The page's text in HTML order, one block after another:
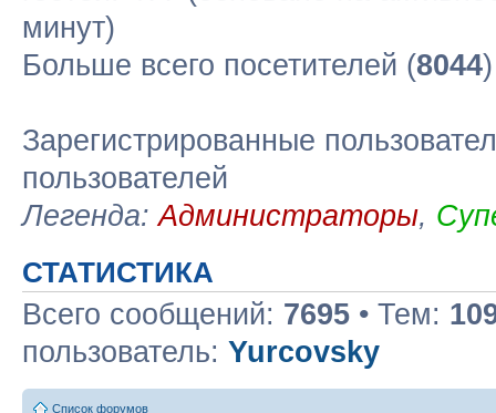
минут)
Больше всего посетителей (8044
Зарегистрированные
пользователей
Легенда:Администраторы,
СТАТИСТИКА
Всего сообщений: 7695 • Тем:
пользователь: Yurcovsky
Список форумов